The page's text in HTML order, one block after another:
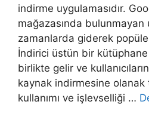
indirme uygulamasıdır.
mağazasında bulunmayan
zamanlarda giderek
İndirici üstün bir
birlikte gelir ve
kaynak indirmesine olanak
kullanımı ve işlevselliği …